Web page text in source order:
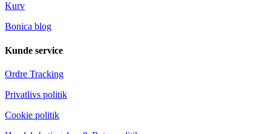
Kurv
Bonica blog
Kunde service
Ordre Tracking
Privatlivs politik
Cookie politik